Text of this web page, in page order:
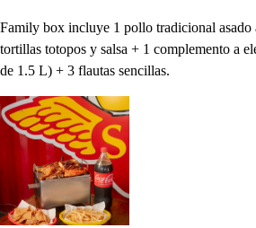
Family box incluye 1 pollo tradicional asado
tortillas totopos y salsa + 1 complemento a
de 1.5 L) + 3 flautas sencillas.